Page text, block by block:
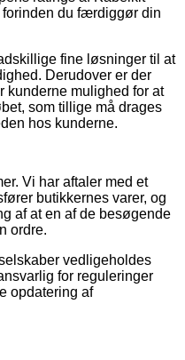
du færdiggør din
fine løsninger til at
Derudover er der
kunderne mulighed for at
som tillige må drages
hos kunderne.
Vi har aftaler med et
butikkernes varer, og
af at en af de besøgende
ordre.
vedligeholdes
for reguleringer
opdatering af